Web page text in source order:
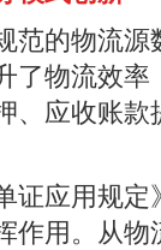
范的物流
了物流效
、应收账
证应用规
作用。从